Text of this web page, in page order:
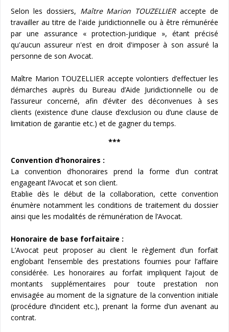
Selon les dossiers, Maître Marion TOUZELLIERaccepte de
travailler au titre de l'aide juridictionnelle ou à être rémunérée
par une assurance « protection-juridique », étant précisé
qu'aucun assureur n'est en droit d'imposer à son assuré la
personne de son Avocat.
Maître Marion TOUZELLIER accepte volontiers d’effectuer les
démarches auprès du Bureau d’Aide Juridictionnelle ou de
l’assureur concerné, afin d’éviter des déconvenues à ses
clients (existence d’une clause d’exclusion ou d’une clause de
limitation de garantie etc.) et de gagner du temps.
***
Convention d’honoraires :
La convention d’honoraires prend la forme d’un contrat
engageant l’Avocat et son client.
Etablie dès le début de la collaboration, cette convention
énumère notamment les conditions de traitement du dossier
ainsi que les modalités de rémunération de l’Avocat.
Honoraire de base forfaitaire :
L’Avocat peut proposer au client le règlement d’un forfait
englobant l’ensemble des prestations fournies pour l’affaire
considérée. Les honoraires au forfait impliquent l’ajout de
montants supplémentaires pour toute prestation non
envisagée au moment de la signature de la convention initiale
(procédure d’incident etc.), prenant la forme d’un avenant au
contrat.